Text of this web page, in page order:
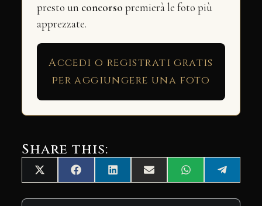
presto un concorso premierà le foto più
apprezzate.
Accedi o registrati gratis
per aggiungere una foto
Share this:
Share
on
X
(Twitter)
Share
on
FacebookShare
on
LinkedInShare
on
Email Share
on
WhatsAppShare
on